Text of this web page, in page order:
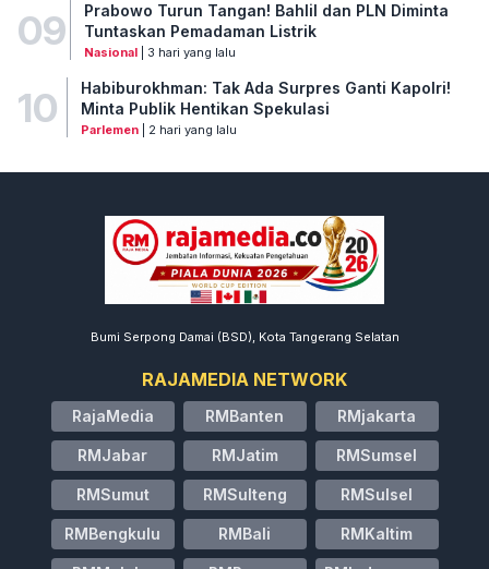
09
Prabowo Turun Tangan! Bahlil dan PLN Diminta
Tuntaskan Pemadaman Listrik
Nasional| 3 hari yang lalu
10
Habiburokhman: Tak Ada Surpres Ganti Kapolri!
Minta Publik Hentikan Spekulasi
Parlemen| 2 hari yang lalu
Bumi Serpong Damai (BSD), Kota Tangerang Selatan
RAJAMEDIA NETWORK
RajaMedia RMBanten RMjakarta
RMJabar RMJatim RMSumsel
RMSumut RMSulteng RMSulsel
RMBengkulu RMBali RMKaltim